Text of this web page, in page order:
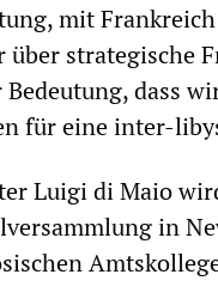
mit
strategische
dass
für eine inter-
Luigi di Maio
in